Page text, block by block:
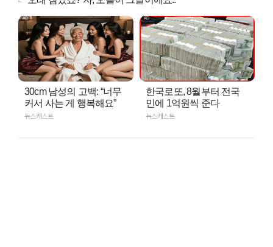
30cm 남성의 고백: “너무
커서 사는 게 행복해요”
뉴스캐스트
한국로또, 8월부터 전국
민에 1억원씩 준다
뉴스캐스트